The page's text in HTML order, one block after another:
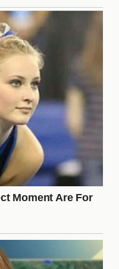
enfrenta varios
La presión
constante
que debe
la competencia, se
su enfoque y no se
Su capacidad
será determinante
Matías
Nació en una
ha sido un factor